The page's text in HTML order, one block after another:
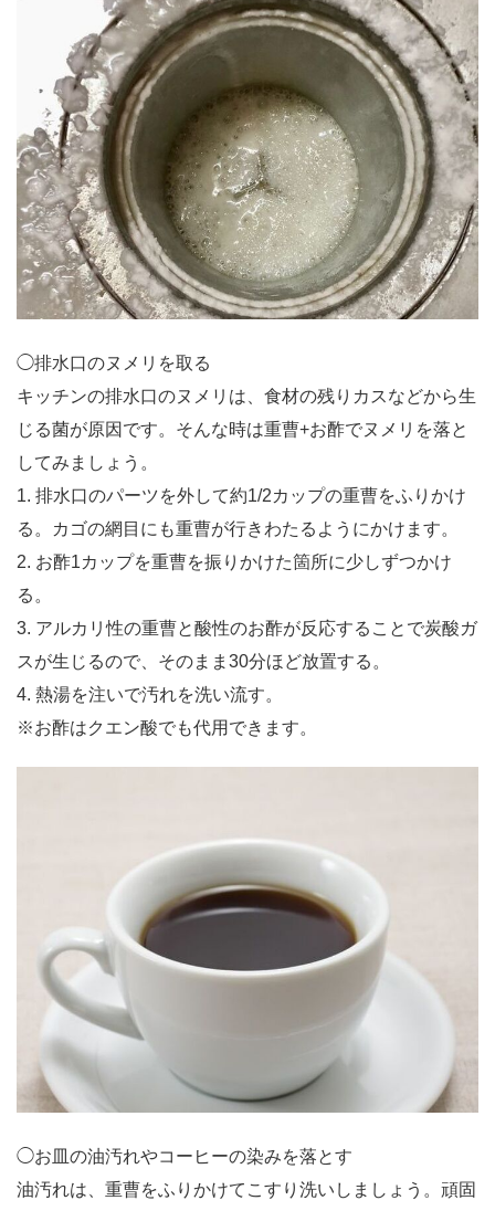
◯排水口のヌメリを取る
キッチンの排水口のヌメリは、食材の残りカスなどから生
じる菌が原因です。そんな時は重曹+お酢でヌメリを落と
してみましょう。
1. 排水口のパーツを外して約1/2カップの重曹をふりかけ
る。カゴの網目にも重曹が行きわたるようにかけます。
2. お酢1カップを重曹を振りかけた箇所に少しずつかけ
る。
3. アルカリ性の重曹と酸性のお酢が反応することで炭酸ガ
スが生じるので、そのまま30分ほど放置する。
4. 熱湯を注いで汚れを洗い流す。
※お酢はクエン酸でも代用できます。
◯お皿の油汚れやコーヒーの染みを落とす
油汚れは、重曹をふりかけてこすり洗いしましょう。頑固